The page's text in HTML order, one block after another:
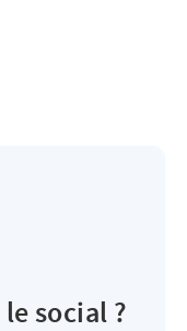
social ?